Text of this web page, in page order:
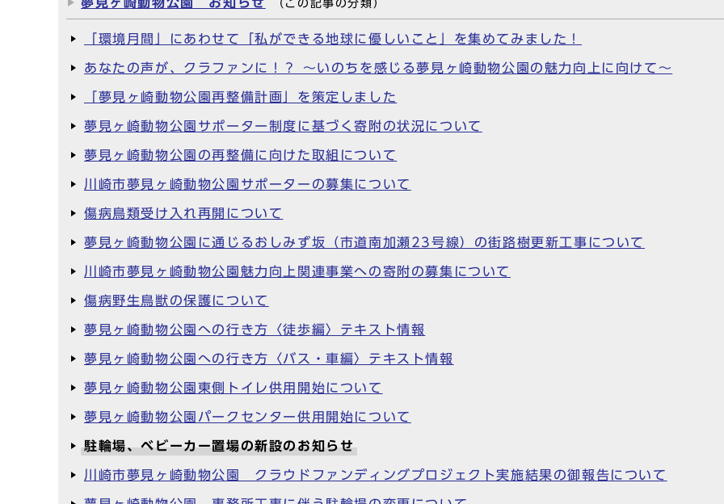
（この記事の分類）
「環境月間」にあわせて「私ができる地球に優しいこと」を集めてみました！
あなたの声が、クラファンに！？ ～いのちを感じる夢見ヶ崎動物公園の魅力向上に向けて～
「夢見ヶ崎動物公園再整備計画」を策定しました
夢見ヶ崎動物公園サポーター制度に基づく寄附の状況について
夢見ヶ崎動物公園の再整備に向けた取組について
川崎市夢見ヶ崎動物公園サポーターの募集について
傷病鳥類受け入れ再開について
夢見ヶ崎動物公園に通じるおしみず坂（市道南加瀬23号線）の街路樹更新工事について
川崎市夢見ヶ崎動物公園魅力向上関連事業への寄附の募集について
傷病野生鳥獣の保護について
夢見ヶ崎動物公園への行き方〈徒歩編〉テキスト情報
夢見ヶ崎動物公園への行き方〈バス・車編〉テキスト情報
夢見ヶ崎動物公園東側トイレ供用開始について
夢見ヶ崎動物公園パークセンター供用開始について
駐輪場、ベビーカー置場の新設のお知らせ
川崎市夢見ヶ崎動物公園 クラウドファンディングプロジェクト実施結果の御報告について